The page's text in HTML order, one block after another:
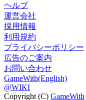
ヘルプ
運営会社
採用情報
利用規約
プライバシーポリシー
広告のご案内
お問い合わせ
GameWith(English)
@WIKI
Copyright (C) GameWith